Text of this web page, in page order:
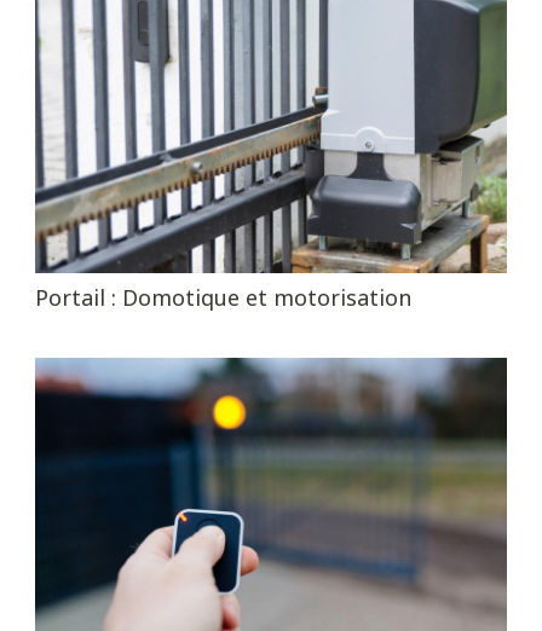
Portail : Domotique et motorisation